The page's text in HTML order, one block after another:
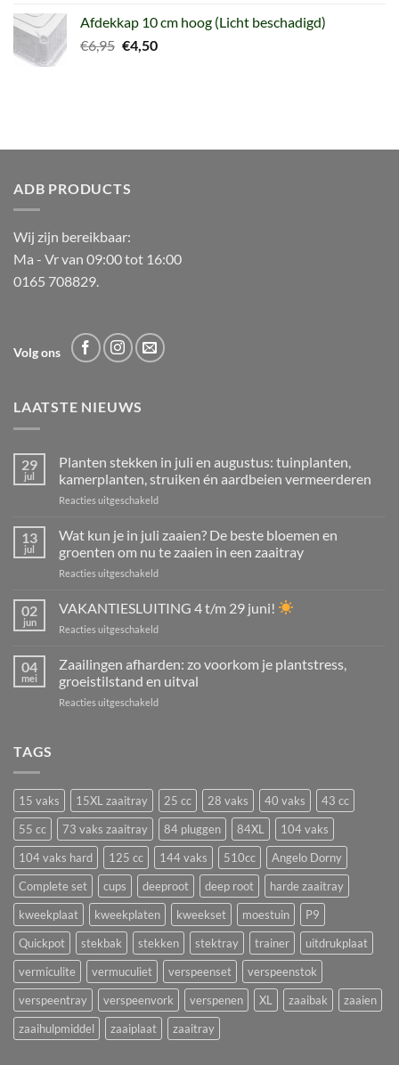
was:
€6,95.
is:
€5,99.
Afdekkap 10 cm hoog (Licht beschadigd)
€6,95 Oorspronkelijke
€4,50Huidige
ADB PRODUCTS
Wij zijn bereikbaar:
Ma - Vr van 09:00 tot 16:00
0165 708829.
Volg ons
LAATSTE NIEUWS
29
jul
Planten stekken in juli en augustus: tuinplanten,
kamerplanten, struiken én aardbeien vermeerderen
Reacties uitgeschakeldvoor
stekken
in
juli
en
tuinplanten,
struiken
aardbeien
vermeerderen
13
jul
Wat kun je in juli zaaien? De beste bloemen en
groenten om nu te zaaien in een zaaitray
Reacties uitgeschakeldvoor
kun
je
in
zaaien?
De
bloemen
zaaien
in
een
zaaitray
02
jun
VAKANTIESLUITING 4 t/m 29 juni!
Reacties uitgeschakeldvoor
t/m
29
juni!
04
mei
Zaailingen afharden: zo voorkom je plantstress,
groeistilstand en uitval
Reacties uitgeschakeldvoor
plantstress,
groeistilstand
en
uitval
TAGS
15 vaks 15XL zaaitray 25 cc 28 vaks 40 vaks
43 cc
55 cc
73 vaks zaaitray 84 pluggen 84XL
104 vaks
104 vaks hard
125 cc 144 vaks 510cc
Angelo Dorny
Complete set
cups deeproot deep root
harde zaaitray
kweekplaat
kweekplaten kweekset moestuin
P9
Quickpot
stekbak stekken stektray trainer
uitdrukplaat
vermiculite
vermuculiet verspeenset
verspeenstok
verspeentray
verspeenvork verspenen XL zaaibak
zaaien
zaaihulpmiddel
zaaiplaat zaaitray